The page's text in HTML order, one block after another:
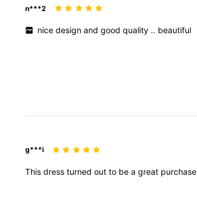
n***2
nicedesignandgoodquality .. beautiful
g***i
This dress turned out to be a great purchase